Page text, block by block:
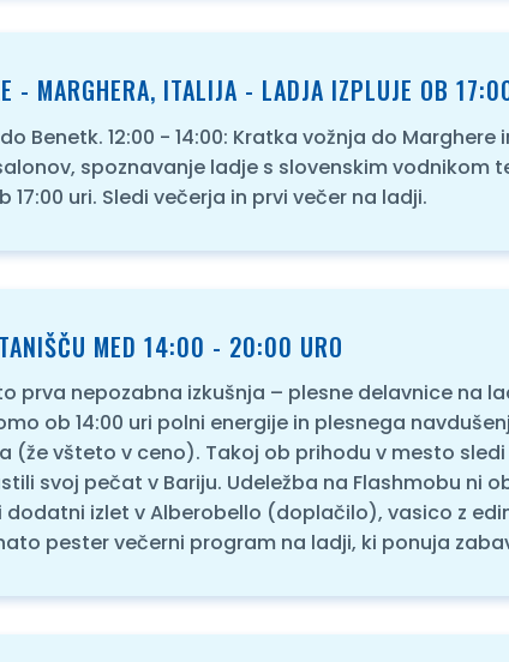
MARGHERA, ITALIJA - LADJA IZPLUJE OB
Benetk. 12:00 - 14:00: Kratka vožnja do
spoznavanje ladje s slovenskim vodnikom
uri. Sledi večerja in prvi večer na ladji.
MED 14:00 - 20:00 URO
prva nepozabna izkušnja – plesne delavnice na
ob 14:00 uri polni energije in plesnega
(že všteto v ceno). Takoj ob prihodu v mesto
svoj pečat v Bariju. Udeležba na Flashmobu ni
izlet v Alberobello (doplačilo), vasico z
pester večerni program na ladji, ki ponuja